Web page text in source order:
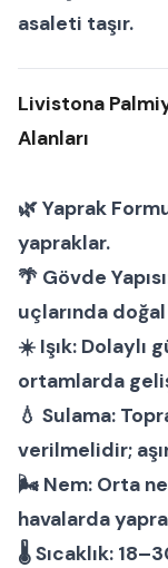
asaleti taşır.
Livistona
Alanları
🌿Yaprak
yapraklar.
🌴 Gövde
uçlarında
☀️ Işık: Dolaylı
ortamlarda
💧 Sulama:
verilmelidir;
🌬 Nem: Orta
havalarda
🌡Sıcaklık: